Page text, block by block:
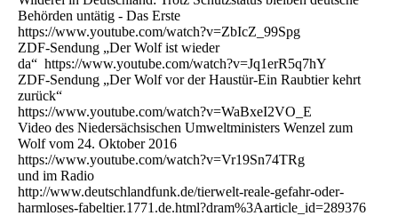
Behörden untätig - Das Erste
https://www.youtube.com/watch?v=ZbIcZ_99Spg
ZDF-Sendung „Der Wolf ist wieder
da“ https://www.youtube.com/watch?v=Jq1erR5q7hY
ZDF-Sendung „Der Wolf vor der Haustür-Ein Raubtier kehrt
zurück“
https://www.youtube.com/watch?v=WaBxeI2VO_E
Video des Niedersächsischen Umweltministers Wenzel zum
Wolf vom 24. Oktober 2016
https://www.youtube.com/watch?v=Vr19Sn74TRg
und im Radio
http://www.deutschlandfunk.de/tierwelt-reale-gefahr-oder-
harmloses-fabeltier.1771.de.html?dram%3Aarticle_id=289376